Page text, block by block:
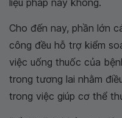
liệu pháp này không.
Cho đến nay, phần lớn
công đều hỗ trợ kiểm
việc uống thuốc của
trong tương lai nhằm
trong việc giúp cơ thể